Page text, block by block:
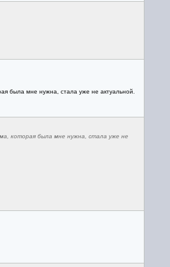
была мне нужна, стала уже не актуальной.
которая была мне нужна, стала уже не